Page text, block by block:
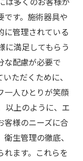
す。施術器具や
に管理されている
に満足してもらう
な配慮が必要で
ただくために、
一人ひとりが笑顔
以上のように、エ
客様のニーズに合
生管理の徹底、
ます。これらを